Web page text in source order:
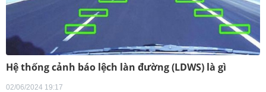
Hệ thống cảnh báo lệch làn đường (LDWS) là gì
02/06/2024 19:17